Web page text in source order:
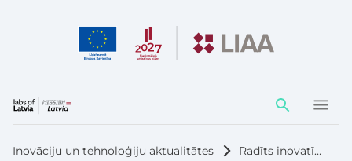
Darbības
elementi
Inovāciju un tehnoloģiju aktualitātes Radīts inovatīvs picu krāšņu zīmols “Pizza-FamilY”